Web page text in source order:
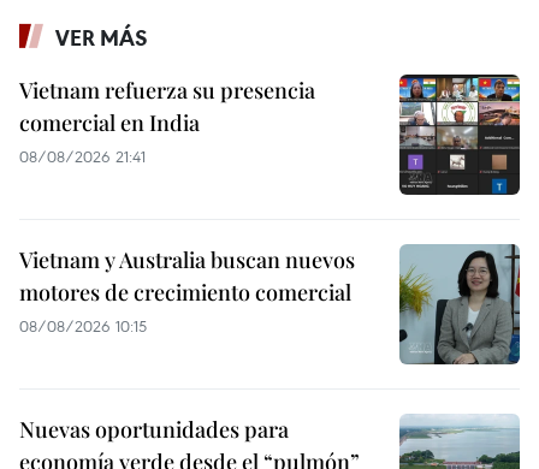
VER MÁS
Vietnam refuerza su presencia
comercial en India
08/08/2026 21:41
Vietnam y Australia buscan nuevos
motores de crecimiento comercial
08/08/2026 10:15
Nuevas oportunidades para
economía verde desde el “pulmón”